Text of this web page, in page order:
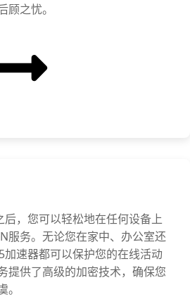
顾之忧。
，您可以轻松地在任何设备上
服务。无论您在家中、办公室还
速器都可以保护您的在线活动
提供了高级的加密技术，确保您